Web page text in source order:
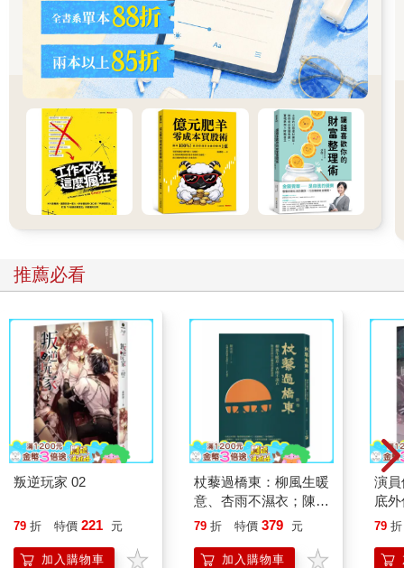
一個課本的目錄，尤其是教科書，概括了每一章的重點。課本裡
滿滿的都是知識，看上去全都很重要。但你可以蠻確定的是，凡
列在課本目錄上的關鍵詞，絕對是最重要的。
所以在複習時，你要先看目錄！光看目錄，就已經能知道學習的
重點是什麼，它們往往也是考試的主幹題目來源——考試一定考
主幹知識，而不是小道消息！所以，理解目錄，先把它們搞定，
多花點時間在上面，準備複習的目標性和效率都會大大提高。
問對問題，抓到核心
老師是最快的方法了。但該如何問問題呢？來參考以下的問句：
老師：「既然是期末考，就是我們這學期所有學到的部分啊！」
嗯……那好像幫助不大！如果你想要更有價值的訊息，該怎麼問
呢？
問句二：「老師，請問這學期的課程中，課綱希望我們理解與學
習的重點是什麼？」
聽起來跟上一句差不多，但其實有很大的差別。因為老師們是按
照教育部制定的課綱來教學，我們以為老師只是照著課本講課，
其實教學內容裡，包含了教材制定者希望我們掌握的知識，老師
只是用自己的方式教導給學生。
推薦必看
叛逆玩家 02
79 折 特價 221 元
加入購物車
杖藜過橋東：柳風生暖
意、杏雨不濕衣；陳亮
恭談以心轉境的適齡漫
79 折 特價 379 元
加入購物車
演
底
79 折